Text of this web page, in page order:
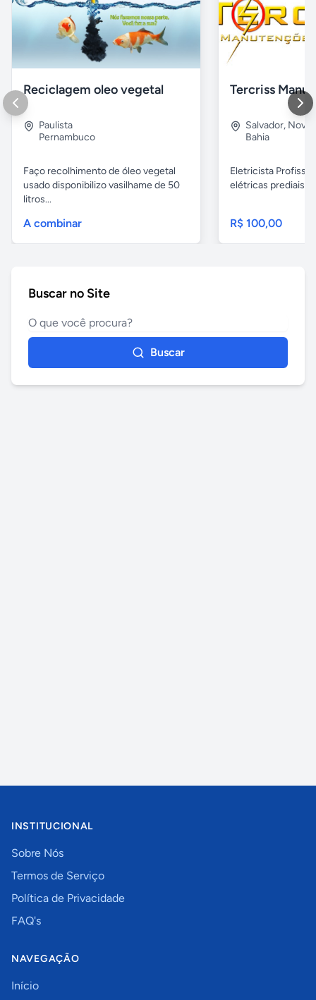
Reciclagem oleo vegetal
Paulista
Pernambuco
Faço recolhimento de óleo vegetal
usado disponibilizo vasilhame de 50
litros...
A combinar
Salvador, Nova
Bahia
Eletricista
elétricas prediais e
R$ 100,00
Buscar no Site
Buscar
INSTITUCIONAL
Sobre Nós
Termos de Serviço
Política de Privacidade
FAQ's
NAVEGAÇÃO
Início